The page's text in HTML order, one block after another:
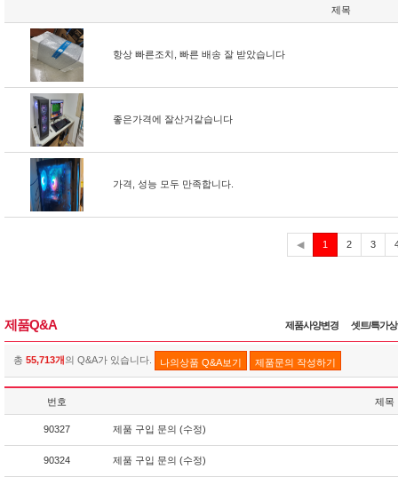
제목
항상 빠른조치, 빠른 배송 잘 받았습니다
좋은가격에 잘산거같습니다
가격, 성능 모두 만족합니다.
◀ 1
재
2 3
제품Q&A 제품사양변경 셋트/특가
총 55,713개의 Q&A가 있습니다. 나의상품 Q&A보기 제품문의 작성하기
번호 제목
90327 제품 구입 문의 (수정)
90324 제품 구입 문의 (수정)